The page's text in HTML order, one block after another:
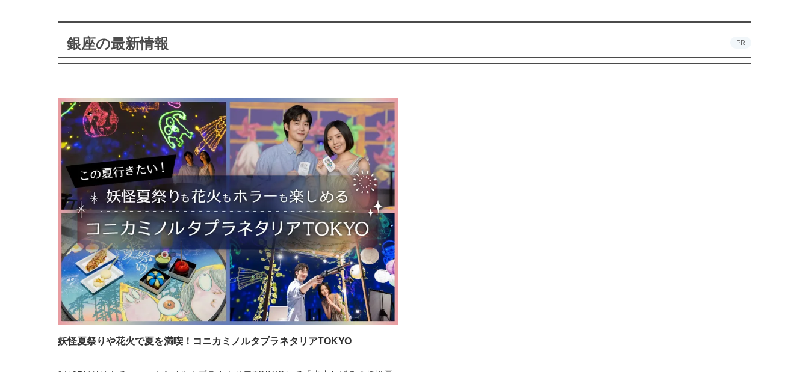
銀座の最新情報 PR
妖怪夏祭りや花火で夏を満喫！コニカミノルタプラネタリアTOKYO